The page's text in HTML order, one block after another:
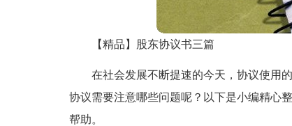
【精品】股东协议书三篇
在社会发展不断提速的今天，协议使用
协议需要注意哪些问题呢？以下是小编精心
帮助。